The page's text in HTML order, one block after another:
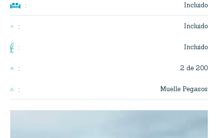
 : Incluido
: Incluido
: Incluido
: 2 de 200
: Muelle Pegasos